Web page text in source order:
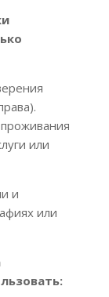
или
и
или